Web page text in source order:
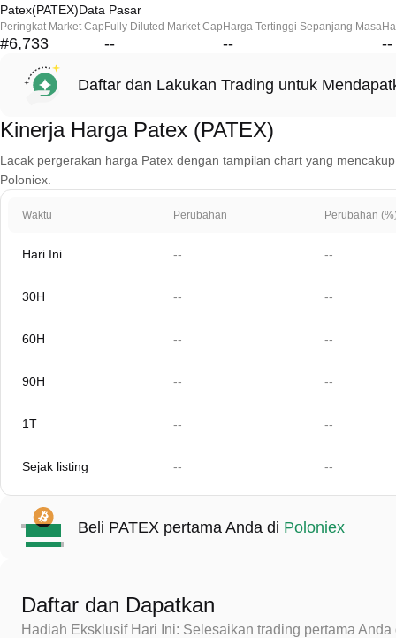
Patex(PATEX)Data Pasar
Peringkat Market Cap
#6,733
Fully Diluted Market Cap
--
Harga Tertinggi Sepanjang Masa
-- --
Daftar dan Lakukan Trading untuk
Kinerja Harga Patex (PATEX)
Lacak pergerakan harga Patex dengan tampilan chart yang
Poloniex.
Waktu Perubahan Perubahan
Hari Ini -- --
30H -- --
60H -- --
90H -- --
1T -- --
Sejak listing -- --
Beli PATEX pertama Anda di Poloniex
Daftar dan Dapatkan
Hadiah Eksklusif Hari Ini: Selesaikan trading pertama